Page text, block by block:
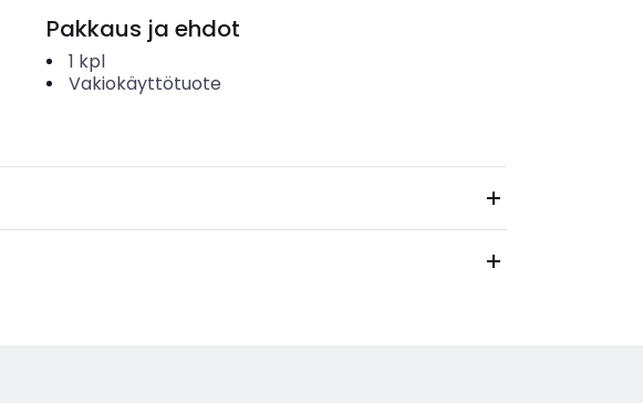
Pakkaus ja ehdot
1 kpl
Vakiokäyttötuote